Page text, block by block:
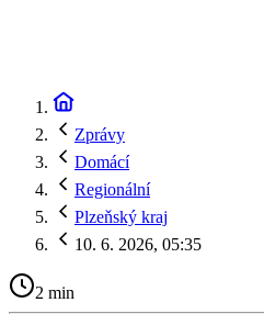
Zprávy
Domácí
Regionální
Plzeňský kraj
10. 6. 2026, 05:35
2 min